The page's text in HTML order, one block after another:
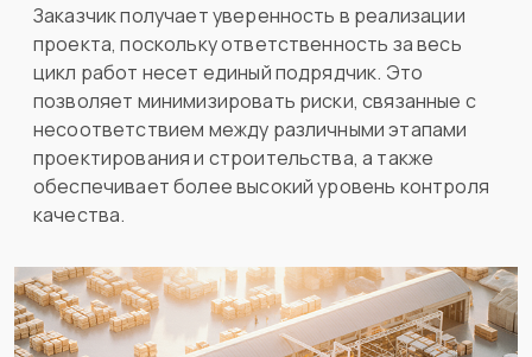
Заказчик получает уверенность в реализации
проекта, поскольку ответственность за весь
цикл работ несет единый подрядчик. Это
позволяет минимизировать риски, связанные с
несоответствием между различными этапами
проектирования и строительства, а также
обеспечивает более высокий уровень контроля
качества.